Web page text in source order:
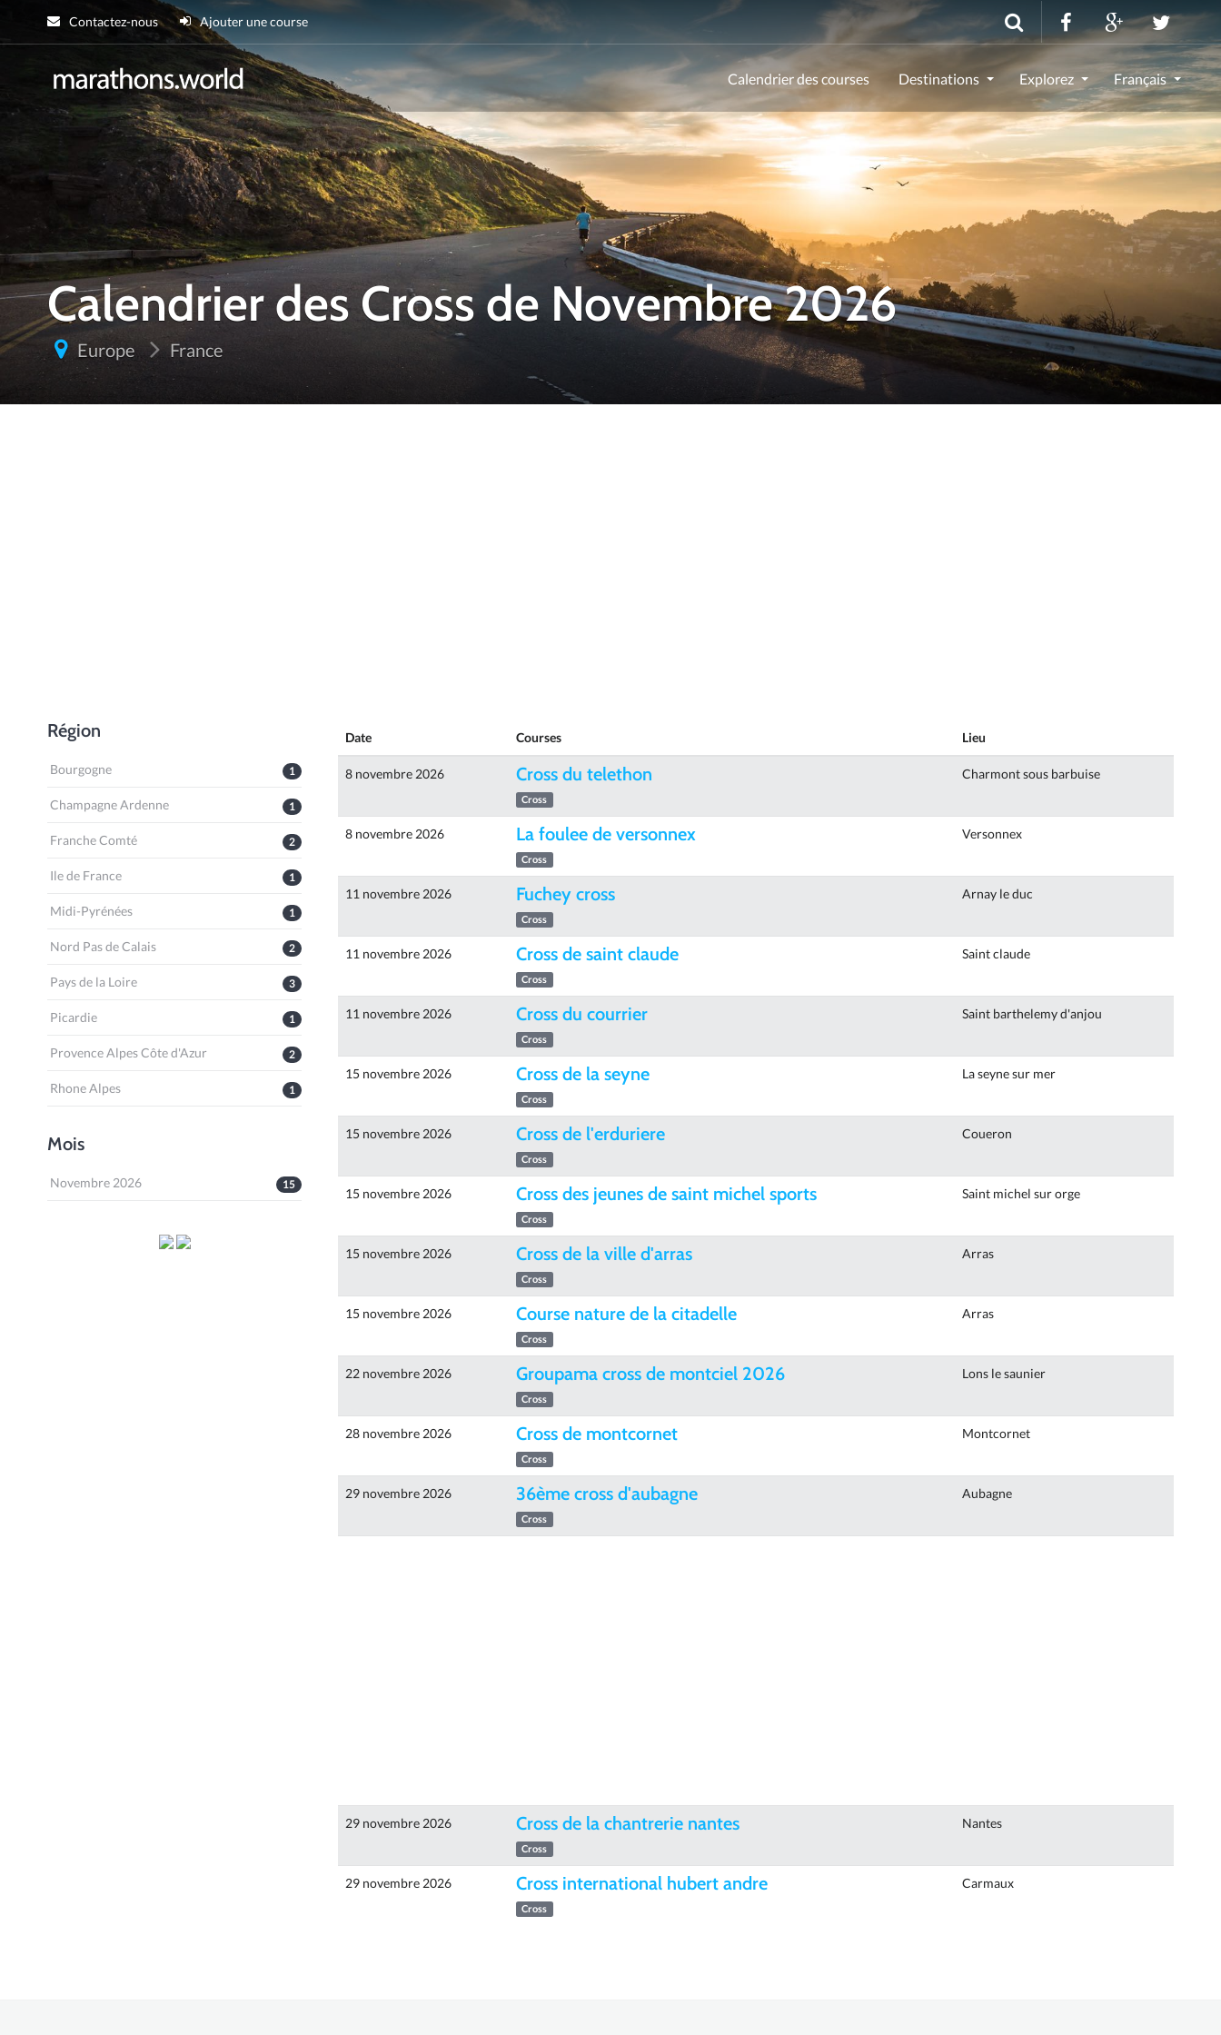
Contactez-nous Ajouter une course
marathons.world
Calendrier des courses Destinations Explorez Français
Calendrier des Cross de Novembre 2026
Europe France
Région
1
Bourgogne
1
Champagne Ardenne
2
Franche Comté
1
Ile de France
1
Midi-Pyrénées
2
Nord Pas de Calais
3
Pays de la Loire
1
Picardie
2
Provence Alpes Côte d'Azur
1
Rhone Alpes
Mois
15
Novembre 2026
Date Courses Lieu
8 novembre 2026 Cross du telethon
Cross
Charmont sous barbuise
8 novembre 2026 La foulee de versonnex
Cross
Versonnex
11 novembre 2026 Fuchey cross
Cross
Arnay le duc
11 novembre 2026 Cross de saint claude
Cross
Saint claude
11 novembre 2026 Cross du courrier
Cross
Saint barthelemy d'anjou
15 novembre 2026 Cross de la seyne
Cross
La seyne sur mer
15 novembre 2026 Cross de l'erduriere
Cross
Coueron
15 novembre 2026 Cross des jeunes de saint michel sports
Cross
Saint michel sur orge
15 novembre 2026 Cross de la ville d'arras
Cross
Arras
15 novembre 2026 Course nature de la citadelle
Cross
Arras
22 novembre 2026 Groupama cross de montciel 2026
Cross
Lons le saunier
28 novembre 2026 Cross de montcornet
Cross
Montcornet
29 novembre 2026 36ème cross d'aubagne
Cross
Aubagne
29 novembre 2026 Cross de la chantrerie nantes
Cross
Nantes
29 novembre 2026 Cross international hubert andre
Cross
Carmaux